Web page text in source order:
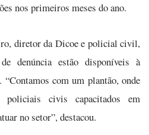
nos primeiros meses do ano.
diretor da Dicoe e policial civil,
denúncia estão disponíveis à
com um plantão, onde
policiais civis capacitados em
no setor”, destacou.